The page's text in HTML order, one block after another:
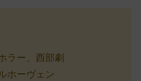
ラー、西部劇
ホーヴェン